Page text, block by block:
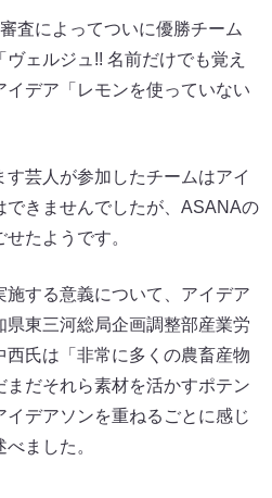
査によってついに優勝チーム
ェルジュ!! 名前だけでも覚え
デア「レモンを使っていない
芸人が参加したチームはアイ
できませんでしたが、ASANAの
たようです。
する意義について、アイデア
県東三河総局企画調整部産業労
氏は「非常に多くの農畜産物
だそれら素材を活かすポテン
イデアソンを重ねるごとに感じ
ました。